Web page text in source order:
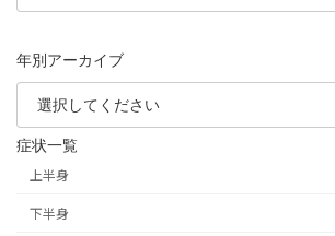
年別アーカイブ
症状一覧
上半身
下半身